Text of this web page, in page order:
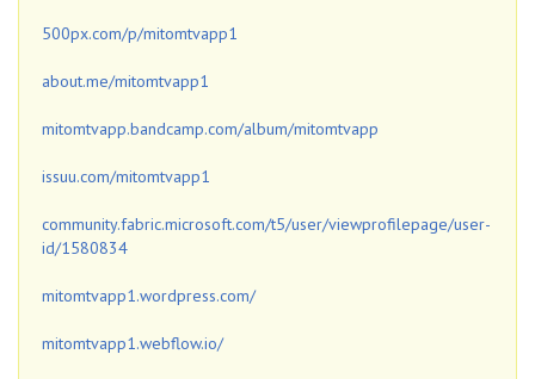
500px.com/p/mitomtvapp1
about.me/mitomtvapp1
mitomtvapp.bandcamp.com/album/mitomtvapp
issuu.com/mitomtvapp1
community.fabric.microsoft.com/t5/user/viewprofilepage/user-
id/1580834
mitomtvapp1.wordpress.com/
mitomtvapp1.webflow.io/